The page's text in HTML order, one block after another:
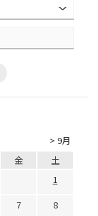
> 9月
金
土
1
7
8